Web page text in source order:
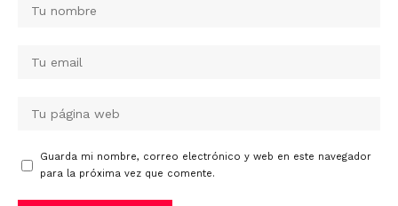
Guarda mi nombre, correo electrónico y web en este navegador
para la próxima vez que comente.